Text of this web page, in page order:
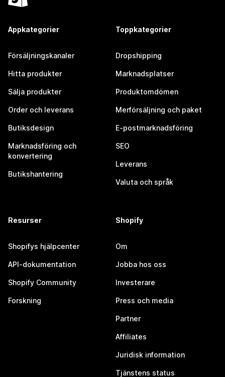
Appkategorier
Försäljningskanaler
Hitta produkter
Sälja produkter
Order och leverans
Butiksdesign
Marknadsföring och
konvertering
Butikshantering
Toppkategorier
Dropshipping
Marknadsplatser
Produktomdömen
Merförsäljning och paket
E-postmarknadsföring
SEO
Leverans
Valuta och språk
Resurser
Shopifys hjälpcenter
API-dokumentation
Shopify Community
Forskning
Shopify
Om
Jobba hos oss
Investerare
Press och media
Partner
Affiliates
Juridisk information
Tjänstens status